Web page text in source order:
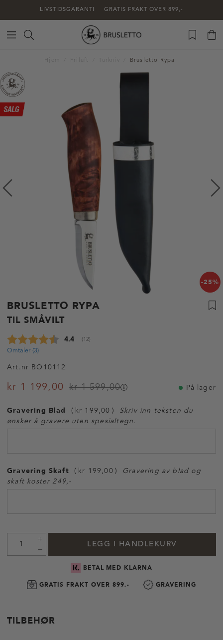
LIVSTIDSGARANTI GRATIS FRAKT OVER 899,-
Brusletto Rypa
-25%
BRUSLETTO RYPA
TIL SMÅVILT
Gjennomsnittskarakter:
4.4 stemmer:
12
Omtaler (3)
Art.nr BO10112
kr 1 199,00 kr 1 599,00 På lager
Gravering Blad kr 199,00
Skriv inn teksten du
ønsker å gravere uten spesialtegn.
Gravering Skaft kr 199,00
Gravering av blad og
skaft koster 249,-
LEGG I HANDLEKURV
BETAL MED KLARNA
GRATIS FRAKT OVER 899,- GRAVERING
TILBEHØR